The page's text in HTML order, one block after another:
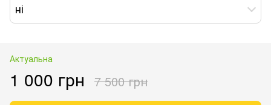
ні
Актуальна
1 000 грн 7 500 грн